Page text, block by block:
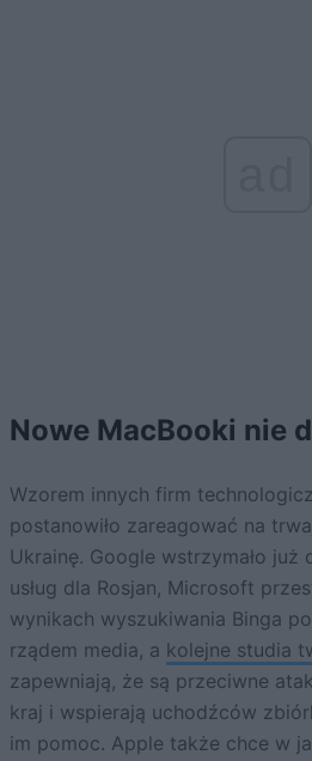
Nowe MacBooki nie
Wzorem innych firm
postanowiło zareagować na
Ukrainę. Google wstrzymało już
usług dla Rosjan, Microsoft
wynikach wyszukiwania Binga
rządem media, a kolejne studia
zapewniają, że są przeciwne
kraj i wspierają uchodźców
im pomoc. Apple także chce w